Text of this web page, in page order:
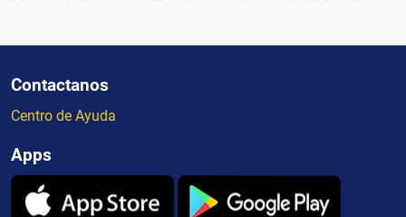
Contactanos
Centro de Ayuda
Apps